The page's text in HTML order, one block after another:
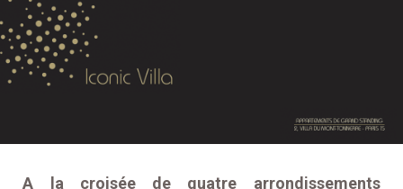
A la croisée de quatre arrondissements